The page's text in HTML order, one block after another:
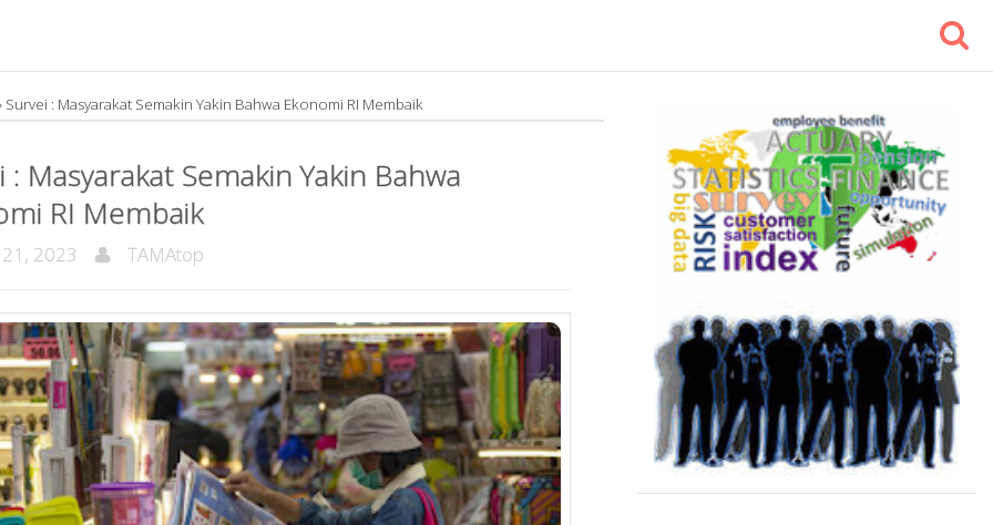
Survei : Masyarakat Semakin Yakin Bahwa Ekonomi RI Membaik
: Masyarakat Semakin Yakin Bahwa
RI Membaik
2023 TAMAtop